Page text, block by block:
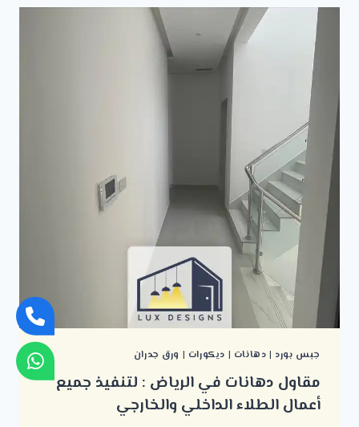
الرياض
:
تقدم
خدمات
متكاملة
للمنازل
الجديدة
جبس بورد | دهانات | ديكورات | ورق جدران
مقاول دهانات في الرياض : لتنفيذ جميع
أعمال الطلاء الداخلي والخارجي